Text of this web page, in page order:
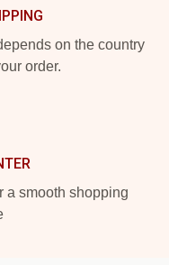
on the country
order.
a smooth shopping